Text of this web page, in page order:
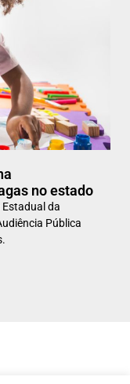
no estado
da
Pública